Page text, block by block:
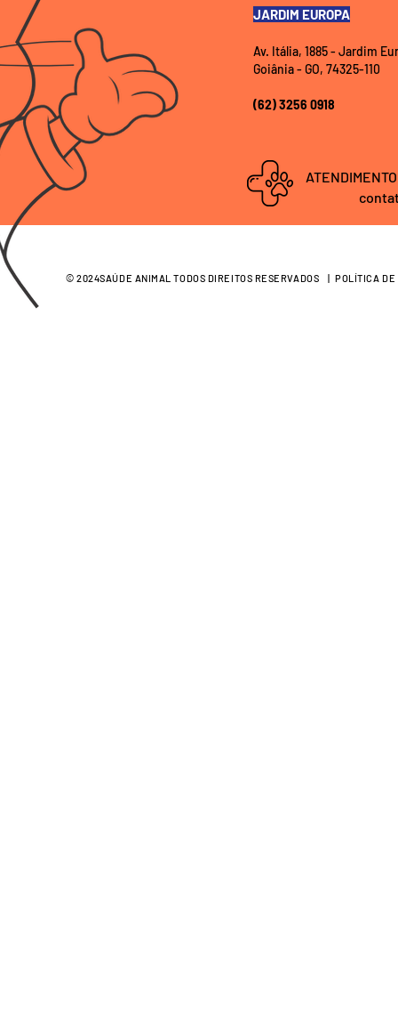
JARDIM EUROPA
Av. Itália, 1885 - Jardim
Goiânia - GO, 74325-110
(62) 3256 0918
© 2024SAÚDE ANIMAL TODOS DIREITOS